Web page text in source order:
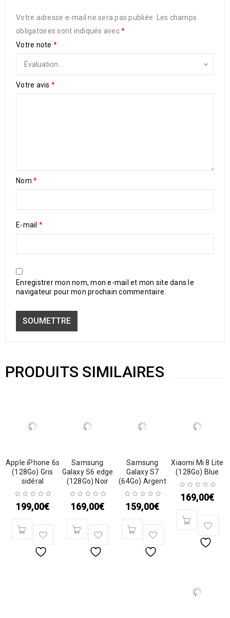
Votre adresse e-mail ne sera pas publiée.
Les champs
obligatoires sont indiqués avec*
Votre note *
Votre avis *
Nom *
E-mail *
Enregistrer mon nom, mon e-mail et mon site dans le
navigateur pour mon prochain commentaire.
PRODUITS SIMILAIRES
Apple iPhone 6s
(128Go) Gris
sidéral
199,00€
Samsung
Galaxy S6 edge
(128Go) Noir
169,00€
Samsung
Galaxy S7
(64Go) Argent
159,00€
Xiaomi Mi 8 Lite
(128Go) Blue
169,00€